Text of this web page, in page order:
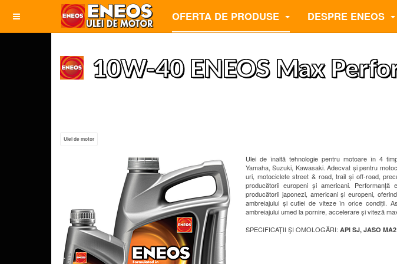
OFERTA DE PRODUSE DESPRE ENEOS
10W-40 ENEOS Max
Ulei de motor
Ulei de înaltă tehnologie pentru motoare în 4
Yamaha, Suzuki, Kawasaki. Adecvat și pentru
uri, motociclete street & road, trail și off-road,
producătorii europeni și americani.
producătorii japonezi, americani și europeni,
ambreiajului și cutiei de viteze în orice condiții.
ambreiajului umed la pornire, accelerare și viteză
SPECIFICAȚII ŞI OMOLOGĂRI: API SJ, JASO MA2